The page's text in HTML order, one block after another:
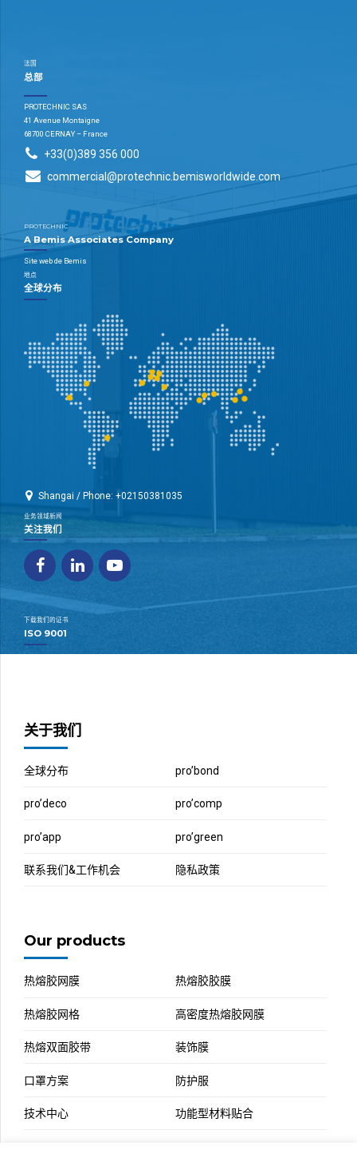
法国
总部
PROTECHNIC SAS
41 Avenue Montaigne
68700 CERNAY – France
+33(0)389 356 000
commercial@protechnic.bemisworldwide.com
PROTECHNIC
A Bemis Associates Company
Site web de Bemis
地点
全球分布
Shangai / Phone: +02150381035
业务领域新闻
关注我们
下载我们的证书
ISO 9001
关于我们
全球分布 pro’bond
pro’deco pro’comp
pro’app pro’green
联系我们&工作机会 隐私政策
Our products
热熔胶网膜 热熔胶胶膜
热熔胶网格 高密度热熔胶网膜
热熔双面胶带 装饰膜
口罩方案 防护服
技术中心 功能型材料贴合